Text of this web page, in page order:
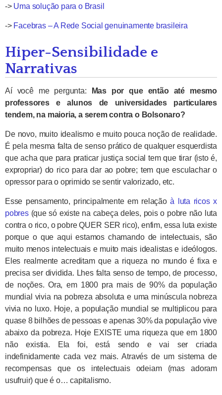
-> Uma solução para o Brasil
-> Facebras – A Rede Social genuinamente brasileira
Hiper-Sensibilidade e
Narrativas
Aí você me pergunta:
Mas por que então até mesmo
professores e alunos de universidades particulares
tendem, na maioria, a serem contra o Bolsonaro?
De novo, muito idealismo e muito pouca noção de realidade.
É pela mesma falta de senso prático de qualquer esquerdista
que acha que para praticar justiça social tem que tirar (isto é,
expropriar) do rico para dar ao pobre; tem que esculachar o
opressor para o oprimido se sentir valorizado, etc.
Esse pensamento, principalmente em relaçãoà luta ricos x
pobres(que só existe na cabeça deles, pois o pobre não luta
contra o rico, o pobre QUER SER rico), enfim, essa luta existe
porque o que aqui estamos chamando de intelectuais, são
muito menos intelectuais e muito mais idealistas e ideólogos.
Eles realmente acreditam que a riqueza no mundo é fixa e
precisa ser dividida. Lhes falta senso de tempo, de processo,
de noções. Ora, em 1800 pra mais de 90% da população
mundial vivia na pobreza absoluta e uma minúscula nobreza
vivia no luxo. Hoje, a população mundial se multiplicou para
quase 8 bilhões de pessoas e apenas 30% da população vive
abaixo da pobreza. Hoje EXISTE uma riqueza que em 1800
não existia. Ela foi, está sendo e vai ser criada
indefinidamente cada vez mais. Através de um sistema de
recompensas que os intelectuais odeiam (mas adoram
usufruir) que é o… capitalismo.